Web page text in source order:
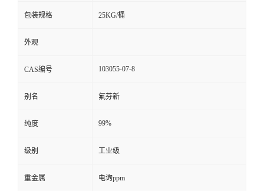
包装规格 25KG/桶
外观
CAS编号 103055-07-8
别名 氟芬新
纯度 99%
级别 工业级
重金属 电询ppm